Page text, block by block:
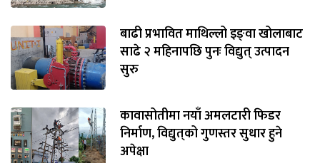
बाढी प्रभावित माथिल्लो इङ्‌वा खोलाबाट
साढे २ महिनापछि पुनः विद्युत् उत्पादन
सुरु
कावासोतीमा नयाँ अमलटारी फिडर
निर्माण, विद्युत्‌को गुणस्तर सुधार हुने
अपेक्षा